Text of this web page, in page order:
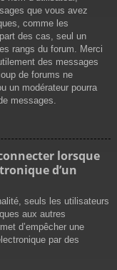
que vous avez
comme les
des cas, seul un
rangs du forum. Merci
des messages
de forums ne
un modérateur pourra
messages.
lorsque
d’un
seuls les utilisateurs
aux autres
d’empêcher une
par des